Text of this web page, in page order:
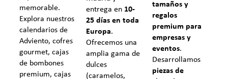
memorable.
Explora nuestros
calendarios de
Adviento, cofres
gourmet, cajas
de bombones
premium, cajas
entrega en 10-
25 días en toda
Europa.
Ofrecemos una
amplia gama de
dulces
(caramelos,
tamaños y
regalos
premium para
empresas y
eventos.
Desarrollamos
piezas de